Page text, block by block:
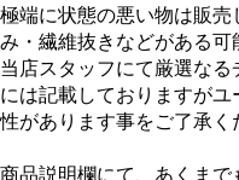
極端に状態の悪い物は販
み・繊維抜きなどがある可
当店スタッフにて厳選な
には記載しておりますが
性があります事をご了承く
商品説明欄にて、あくま